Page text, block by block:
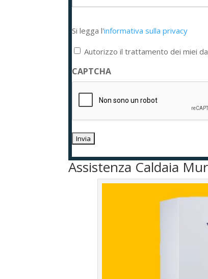
legga
l'informativa
privacy
*
Si legga l'informativa sulla privacy
Autorizzo il trattamento dei miei
CAPTCHA
Assistenza Caldaia